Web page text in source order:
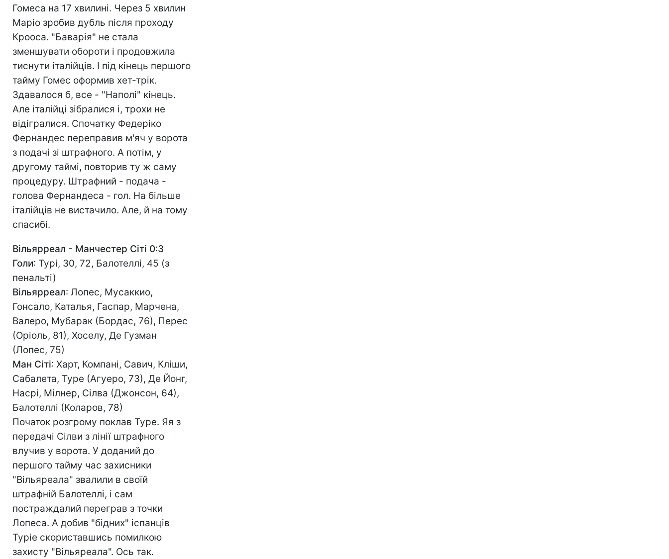
Гомеса на 17 хвилині. Через 5 хвилин
Маріо зробив дубль після проходу
Крооса. "Баварія" не стала
зменшувати обороти і продовжила
тиснути італійців. І під кінець першого
тайму Гомес оформив хет-трік.
Здавалося б, все - "Наполі" кінець.
Але італійці зібралися і, трохи не
відігралися. Спочатку Федеріко
Фернандес переправив м'яч у ворота
з подачі зі штрафного. А потім, у
другому таймі, повторив ту ж саму
процедуру. Штрафний - подача -
голова Фернандеса - гол. На більше
італійців не вистачило. Але, й на тому
спасибі.
Вільярреал - Манчестер Сіті 0:3
Голи: Турі, 30, 72, Балотеллі, 45 (з
пенальті)
Вільярреал: Лопес, Мусаккио,
Гонсало, Каталья, Гаспар, Марчена,
Валеро, Мубарак (Бордас, 76), Перес
(Оріоль, 81), Хоселу, Де Гузман
(Лопес, 75)
Ман Сіті: Харт, Компані, Савич, Кліши,
Сабалета, Туре (Агуеро, 73), Де Йонг,
Насрі, Мілнер, Сілва (Джонсон, 64),
Балотеллі (Коларов, 78)
Початок розгрому поклав Туре. Яя з
передачі Сілви з лінії штрафного
влучив у ворота. У доданий до
першого тайму час захисники
"Вільяреала" звалили в своїй
штрафній Балотеллі, і сам
постраждалий переграв з точки
Лопеса. А добив "бідних" іспанців
Туріе скориставшись помилкою
захисту "Вільяреала". Ось так.